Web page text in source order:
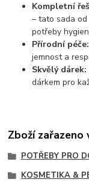
Kompletní
– tato sada od
potřeby
Přírodní péče:
jemnost a
Skvělý dárek:
dárkem pro
Zboží zařazeno
POTŘEBY PRO
KOSMETIKA &